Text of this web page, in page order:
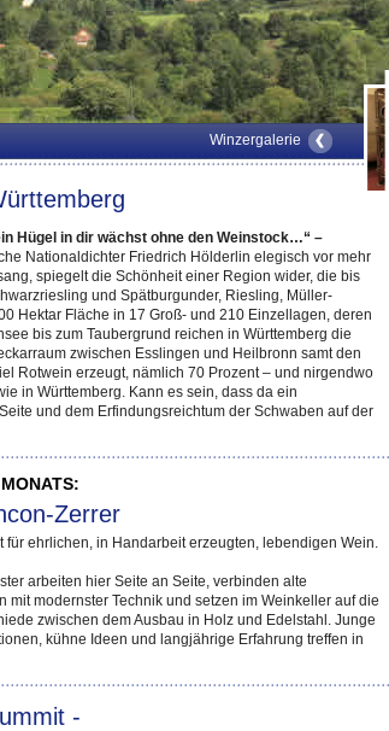
Winzergalerie
Hügel in dir wächst ohne den Weinstock…“ –
Nationaldichter Friedrich Hölderlin elegisch vor mehr
spiegelt die Schönheit einer Region wider, die bis
und Spätburgunder, Riesling, Müller-
Hektar Fläche in 17 Groß- und 210 Einzellagen, deren
bis zum Taubergrund reichen in Württemberg die
zwischen Esslingen und Heilbronn samt den
Rotwein erzeugt, nämlich 70 Prozent – und nirgendwo
in Württemberg. Kann es sein, dass da ein
und dem Erfindungsreichtum der Schwaben auf der
Zerrer
für ehrlichen, in Handarbeit erzeugten, lebendigen Wein.
arbeiten hier Seite an Seite, verbinden alte
mit modernster Technik und setzen im Weinkeller auf die
zwischen dem Ausbau in Holz und Edelstahl. Junge
kühne Ideen und langjährige Erfahrung treffen in
-